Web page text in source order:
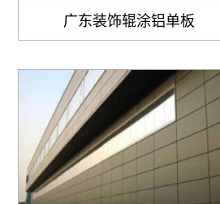
广东装饰辊涂铝单板